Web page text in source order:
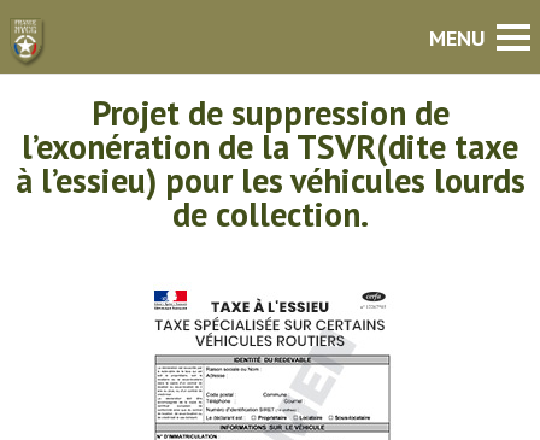
Projet de suppression de
l’exonération de la TSVR(dite taxe
à l’essieu) pour les véhicules lourds
de collection.